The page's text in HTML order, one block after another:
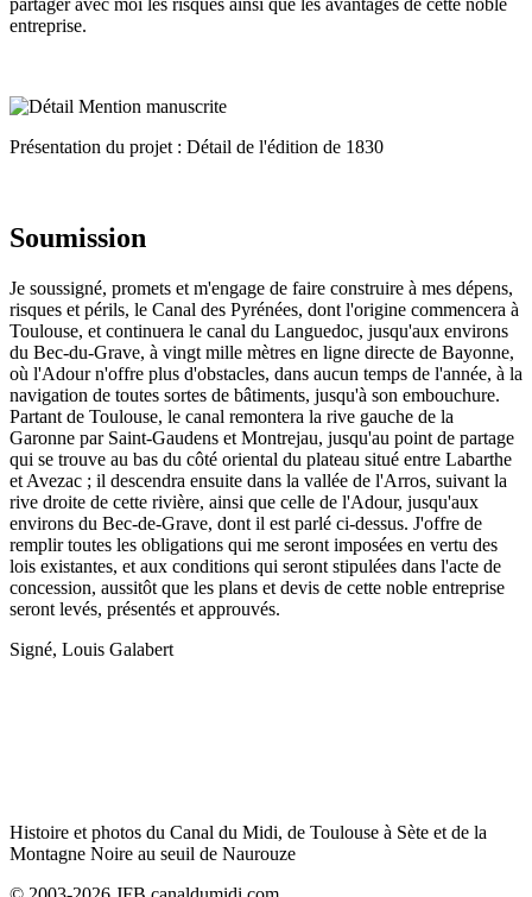
partager avec moi les risques ainsi que les avantages de cette noble
entreprise.
Présentation du projet : Détail de l'édition de 1830
Soumission
Je soussigné, promets et m'engage de faire construire à mes dépens,
risques et périls, le Canal des Pyrénées, dont l'origine commencera à
Toulouse, et continuera le canal du Languedoc, jusqu'aux environs
du Bec-du-Grave, à vingt mille mètres en ligne directe de Bayonne,
où l'Adour n'offre plus d'obstacles, dans aucun temps de l'année, à la
navigation de toutes sortes de bâtiments, jusqu'à son embouchure.
Partant de Toulouse, le canal remontera la rive gauche de la
Garonne par Saint-Gaudens et Montrejau, jusqu'au point de partage
qui se trouve au bas du côté oriental du plateau situé entre Labarthe
et Avezac ; il descendra ensuite dans la vallée de l'Arros, suivant la
rive droite de cette rivière, ainsi que celle de l'Adour, jusqu'aux
environs du Bec-de-Grave, dont il est parlé ci-dessus. J'offre de
remplir toutes les obligations qui me seront imposées en vertu des
lois existantes, et aux conditions qui seront stipulées dans l'acte de
concession, aussitôt que les plans et devis de cette noble entreprise
seront levés, présentés et approuvés.
Signé, Louis Galabert
Histoire et photos du Canal du Midi, de Toulouse à Sète et de la
Montagne Noire au seuil de Naurouze